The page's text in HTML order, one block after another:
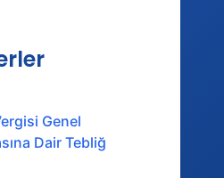
Genel
Dair Tebliğ